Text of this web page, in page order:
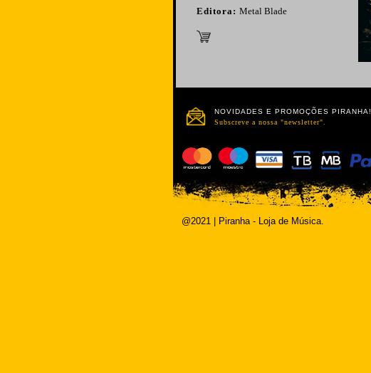
Editora: Metal Blade
NOVIDADES E PROMOÇÕES PIRANHA!
Subscreve a nossa "newsletter".
@2021 | Piranha - Loja de Música.